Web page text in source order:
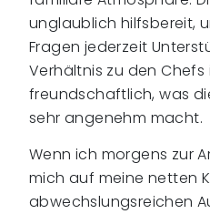
unglaublich hilfsbereit,
Fragen jederzeit
Verhältnis zu den Chefs
freundschaftlich, was
sehr angenehm macht.
Wenn ich morgens zur
mich auf meine netten
abwechslungsreichen